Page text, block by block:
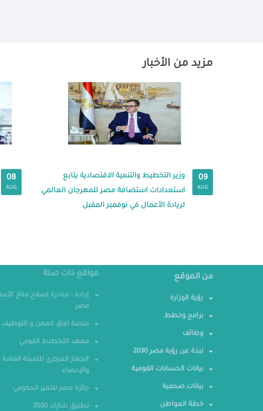
مزيد من الأخبار
09
AUG
وزير التخطيط والتنمية الاقتصادية يتابع
استعدادات استضافة مصر للمهرجان العالمي
لريادة الأعمال في نوفمبر المقبل
08
AUG
من الموقع
رؤية الوزارة
برامج وخطط
وظائف
نبذة عن رؤية مصر 2030
بيانات الحسابات القومية
بيانات صحفية
خطة المواطن
مواقع ذات صلة
إرادة - مبادرة إصلاح مناخ
معهد التخطيط القومي
الجهاز المركزي للتعبئة العامة
والإحصاء
جائزة مصر للتميز الحكومي